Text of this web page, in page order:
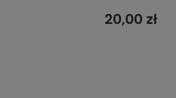
20,00 zł